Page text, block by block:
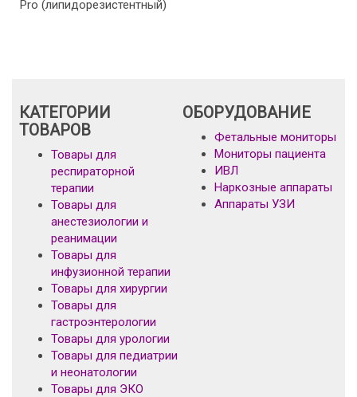
Pro (липидорезистентный)
КАТЕГОРИИ
ТОВАРОВ
Товары для
респираторной
терапии
Товары для
анестезиологии и
реанимации
Товары для
инфузионной терапии
Товары для хирургии
Товары для
гастроэнтерологии
Товары для урологии
Товары для педиатрии
и неонатологии
Товары для ЭКО
ОБОРУДОВАНИЕ
Фетальные мониторы
Мониторы пациента
ИВЛ
Наркозные аппараты
Аппараты УЗИ